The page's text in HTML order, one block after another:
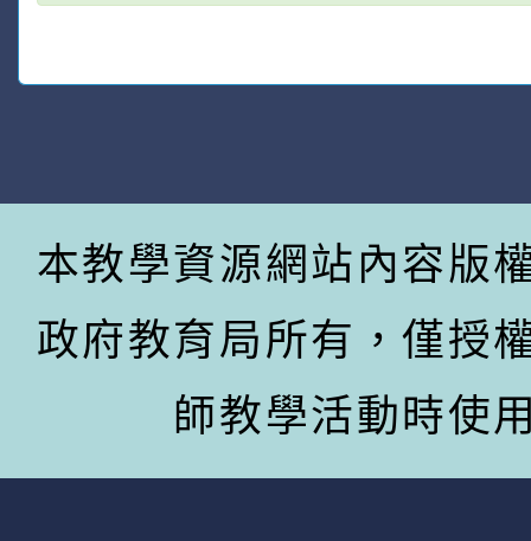
本教學資源網站內容版
政府教育局所有，僅授
師教學活動時使